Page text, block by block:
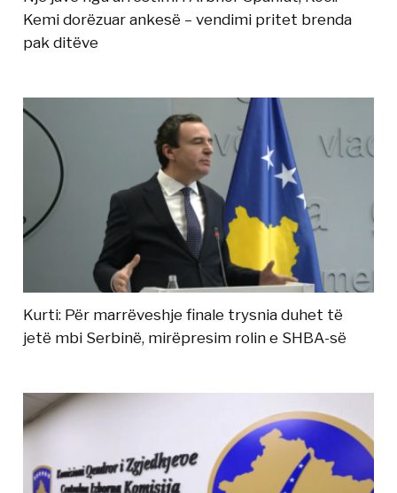
Kemi dorëzuar ankesë – vendimi pritet brenda
pak ditëve
Kurti: Për marrëveshje finale trysnia duhet të
jetë mbi Serbinë, mirëpresim rolin e SHBA-së